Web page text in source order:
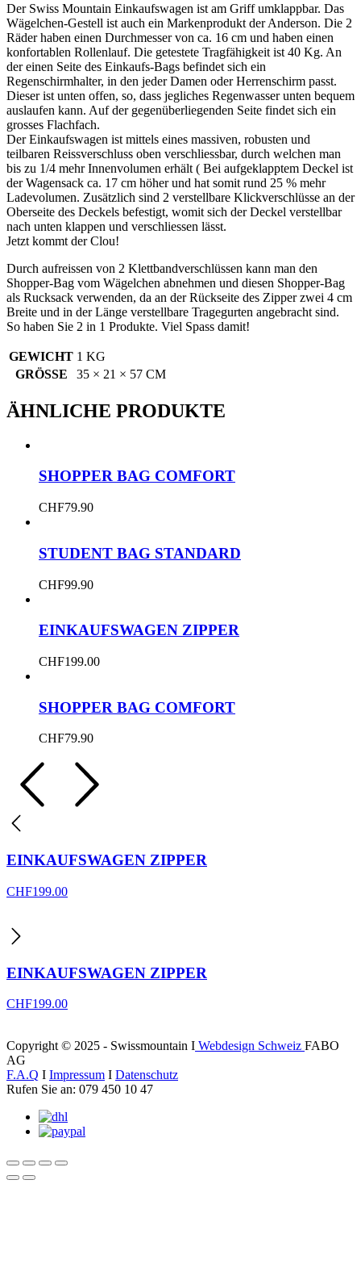
Der Swiss Mountain Einkaufswagen ist am Griff umklappbar. Das
Wägelchen-Gestell ist auch ein Markenprodukt der Anderson. Die 2
Räder haben einen Durchmesser von ca. 16 cm und haben einen
konfortablen Rollenlauf. Die getestete Tragfähigkeit ist 40 Kg. An
der einen Seite des Einkaufs-Bags befindet sich ein
Regenschirmhalter, in den jeder Damen oder Herrenschirm passt.
Dieser ist unten offen, so, dass jegliches Regenwasser unten bequem
auslaufen kann. Auf der gegenüberliegenden Seite findet sich ein
grosses Flachfach.
Der Einkaufswagen ist mittels eines massiven, robusten und
teilbaren Reissverschluss oben verschliessbar, durch welchen man
bis zu 1/4 mehr Innenvolumen erhält ( Bei aufgeklapptem Deckel ist
der Wagensack ca. 17 cm höher und hat somit rund 25 % mehr
Ladevolumen. Zusätzlich sind 2 verstellbare Klickverschlüsse an der
Oberseite des Deckels befestigt, womit sich der Deckel verstellbar
nach unten klappen und verschliessen lässt.
Jetzt kommt der Clou!
Durch aufreissen von 2 Klettbandverschlüssen kann man den
Shopper-Bag vom Wägelchen abnehmen und diesen Shopper-Bag
als Rucksack verwenden, da an der Rückseite des Zipper zwei 4 cm
Breite und in der Länge verstellbare Tragegurten angebracht sind.
So haben Sie 2 in 1 Produkte. Viel Spass damit!
GEWICHT 1 KG
GRÖSSE
35 × 21 × 57 CM
ÄHNLICHE PRODUKTE
SHOPPER BAG COMFORT
CHF79.90
STUDENT BAG STANDARD
CHF99.90
EINKAUFSWAGEN ZIPPER
CHF199.00
SHOPPER BAG COMFORT
CHF79.90
EINKAUFSWAGEN ZIPPER
CHF199.00
EINKAUFSWAGEN ZIPPER
CHF199.00
Copyright © 2025 - Swissmountain I Webdesign Schweiz FABO
AG
F.A.Q I Impressum I Datenschutz
Rufen Sie an: 079 450 10 47